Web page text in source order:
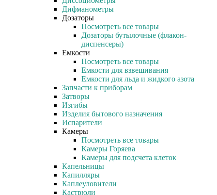
Дифманометры
Дозаторы
Посмотреть все товары
Дозаторы бутылочные (флакон-
диспенсеры)
Емкости
Посмотреть все товары
Емкости для взвешивания
Емкости для льда и жидкого азота
Запчасти к приборам
Затворы
Изгибы
Изделия бытового назначения
Испарители
Камеры
Посмотреть все товары
Камеры Горяева
Камеры для подсчета клеток
Капельницы
Капилляры
Каплеуловители
Кастрюли